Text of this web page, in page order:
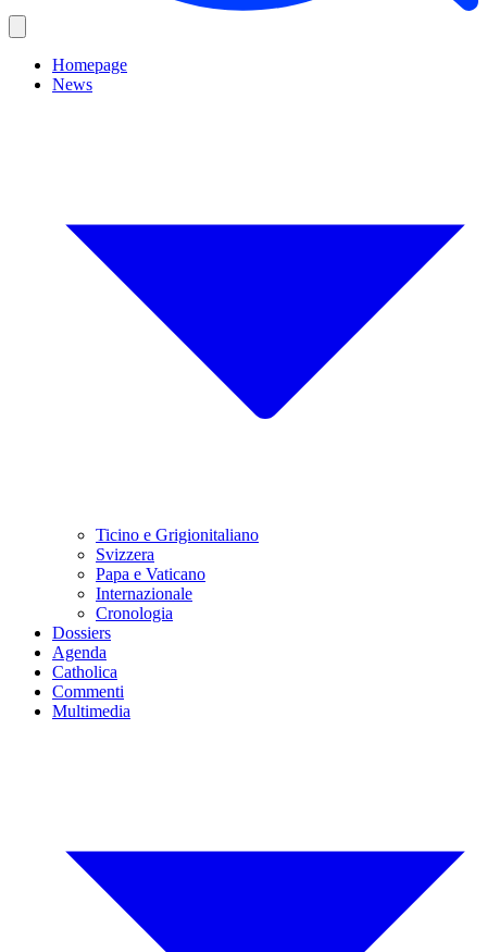
Homepage
News
Ticino e Grigionitaliano
Svizzera
Papa e Vaticano
Internazionale
Cronologia
Dossiers
Agenda
Catholica
Commenti
Multimedia